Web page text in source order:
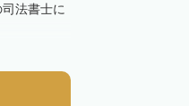
法書士に